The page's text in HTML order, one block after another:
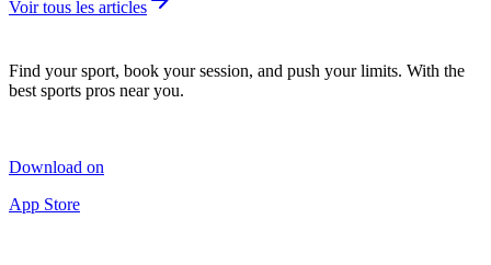
Voir tous les articles
Find your sport, book your session, and push your limits. With the
best sports pros near you.
Download on
App Store